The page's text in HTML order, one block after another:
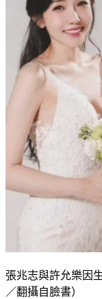
張兆志與許允樂因